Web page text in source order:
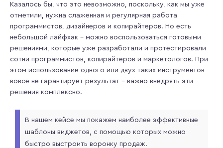
Казалось бы, что это невозможно, поскольку, как мы уже
отметили, нужна слаженная и регулярная работа
программистов, дизайнеров и копирайтеров. Но есть
небольшой лайфхак – можно воспользоваться готовыми
решениями, которые уже разработали и протестировали
сотни программистов, копирайтеров и маркетологов. При
этом использование одного или двух таких инструментов
вовсе не гарантирует результат – важно внедрять эти
решения комплексно.
В нашем кейсе мы покажем наиболее эффективные
шаблоны виджетов, с помощью которых можно
быстро выстроить воронку продаж.